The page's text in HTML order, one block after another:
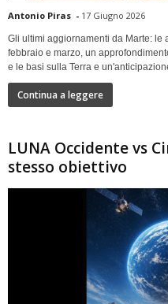
Antonio Piras - 17 Giugno 2026
Gli ultimi aggiornamenti da Marte: le
febbraio e marzo, un
e le basi sulla Terra e
Continua a leggere
LUNA Occidente vs
stesso obiettivo